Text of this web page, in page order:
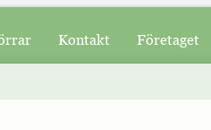
Kontakt Företaget